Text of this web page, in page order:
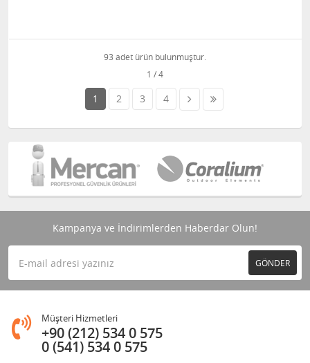
93 adet ürün bulunmuştur.
1 2 3 4
Kampanya ve İndirimlerden Haberdar Olun!
GÖNDER
Müşteri Hizmetleri
+90 (212) 534 0 575
0 (541) 534 0 575